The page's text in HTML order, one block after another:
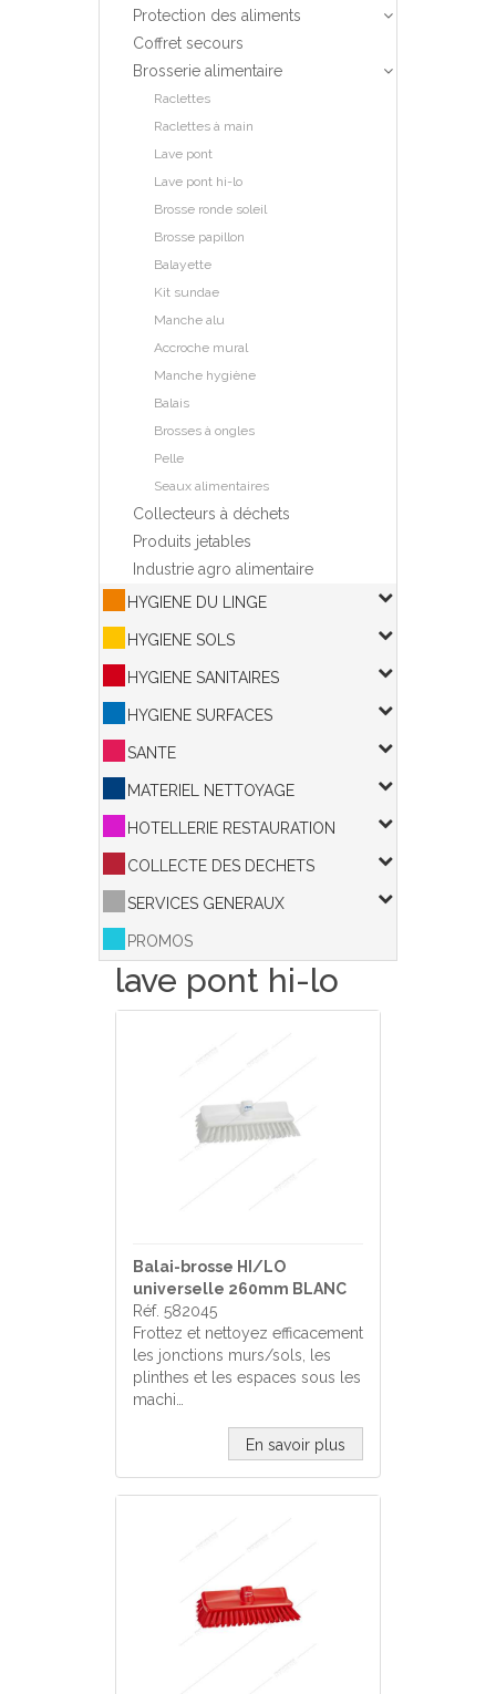
Protection des aliments
Coffret secours
Brosserie alimentaire
Raclettes
Raclettes à main
Lave pont
Lave pont hi-lo
Brosse ronde soleil
Brosse papillon
Balayette
Kit sundae
Manche alu
Accroche mural
Manche hygiène
Balais
Brosses à ongles
Pelle
Seaux alimentaires
Collecteurs à déchets
Produits jetables
Industrie agro alimentaire
HYGIENE DU LINGE
HYGIENE SOLS
HYGIENE SANITAIRES
HYGIENE SURFACES
SANTE
MATERIEL NETTOYAGE
HOTELLERIE RESTAURATION
COLLECTE DES DECHETS
SERVICES GENERAUX
PROMOS
lave pont hi-lo
Balai-brosse HI/LO
universelle 260mm BLANC
Réf. 582045
Frottez et nettoyez efficacement
les jonctions murs/sols, les
plinthes et les espaces sous les
machi…
En savoir plus